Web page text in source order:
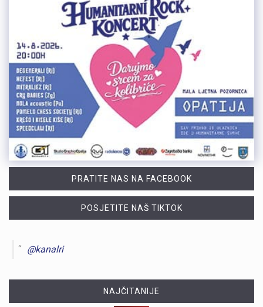
PRATITE NAS NA FACEBOOK
POSJETITE NAŠ TIKTOK
@kanalri
NAJČITANIJE